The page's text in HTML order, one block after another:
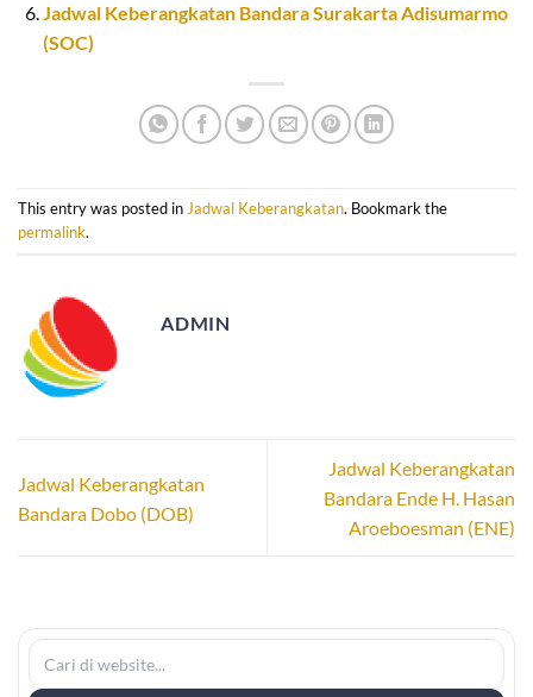
Jadwal Keberangkatan Bandara Surakarta Adisumarmo
(SOC)
This entry was posted inJadwal Keberangkatan. Bookmark the
permalink.
ADMIN
Jadwal Keberangkatan
Bandara Dobo (DOB)
Jadwal Keberangkatan
Bandara Ende H. Hasan
Aroeboesman (ENE)